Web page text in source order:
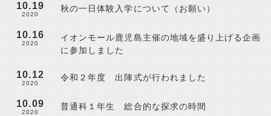
10.19
2020
秋の一日体験入学について（お願い）
10.16
2020
イオンモール鹿児島主催の地域を盛り上げる企画
に参加しました
10.12
2020
令和２年度 出陣式が行われました
10.09
2020
普通科１年生 総合的な探求の時間